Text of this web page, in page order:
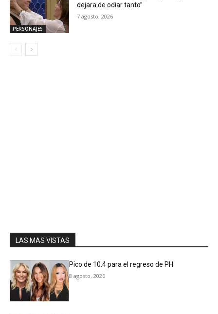
PERSONAJES
dejara de odiar tanto”
7 agosto, 2026
LAS MAS VISTAS
Pico de 10.4 para el regreso de PH
8 agosto, 2026